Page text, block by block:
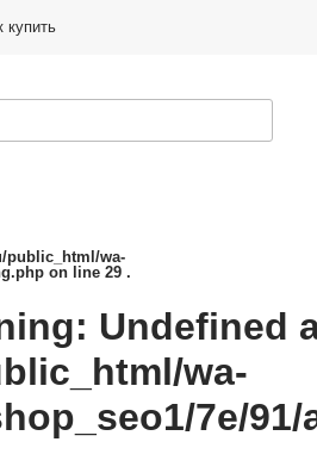
купить
public_html/wa-
on line 29 .
Undefined
wa-
7e/91/